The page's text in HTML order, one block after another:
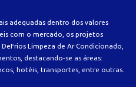
adequadas dentro dos valores
com o mercado, os projetos
Limpeza de Ar Condicionado,
destacando-se as áreas:
hotéis, transportes, entre outras.